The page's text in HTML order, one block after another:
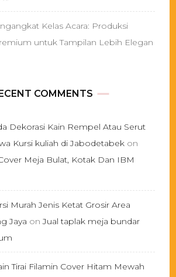
Kelas Acara: Produksi
untuk Tampilan Lebih Elegan
COMMENTS
Dekorasi Kain Rempel Atau Serut
Kursi kuliah di Jabodetabek on
Meja Bulat, Kotak Dan IBM
Murah Jenis Ketat Grosir Area
Jaya onJual taplak meja bundar
Tirai Filamin Cover Hitam Mewah